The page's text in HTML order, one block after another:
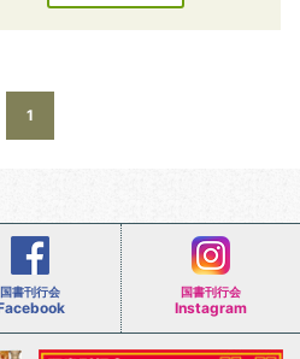
1
国書刊行会 国書刊行会
Instagram